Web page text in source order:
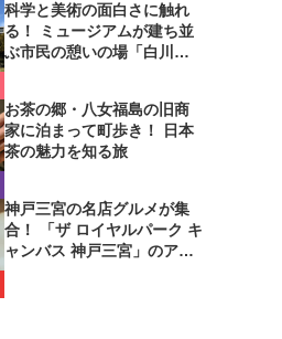
科学と美術の面白さに触れ
る！ ミュージアムが建ち並
ぶ市民の憩いの場「白川公
お茶の郷・八女福島の旧商
家に泊まって町歩き！ 日本
茶の魅力を知る旅
神戸三宮の名店グルメが集
合！ 「ザ ロイヤルパーク キ
ャンバス 神戸三宮」のアフ